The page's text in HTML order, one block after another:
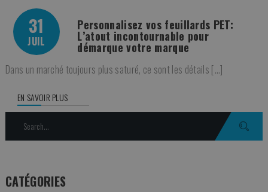
31
JUIL
Personnalisez vos feuillards PET:
L’atout incontournable pour
démarque votre marque
Dans un marché toujours plus saturé, ce sont les détails […]
EN SAVOIR PLUS
CATÉGORIES